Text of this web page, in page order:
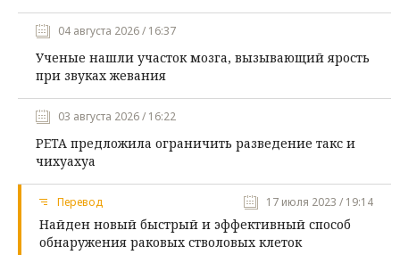
04 августа 2026 / 16:37
Ученые нашли участок мозга, вызывающий ярость
при звуках жевания
03 августа 2026 / 16:22
PETA предложила ограничить разведение такс и
чихуахуа
Перевод 17 июля 2023 / 19:14
Найден новый быстрый и эффективный способ
обнаружения раковых стволовых клеток